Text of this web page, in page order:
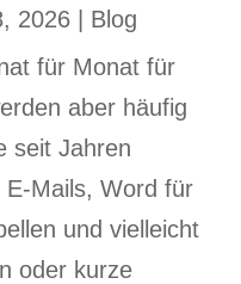
2026
Blog
für Monat für
aber häufig
seit Jahren
E-Mails, Word für
und vielleicht
oder kurze